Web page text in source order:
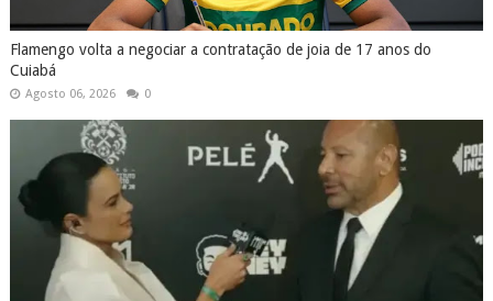
Flamengo volta a negociar a contratação de joia de 17 anos do
Cuiabá
Agosto 06, 2026 0